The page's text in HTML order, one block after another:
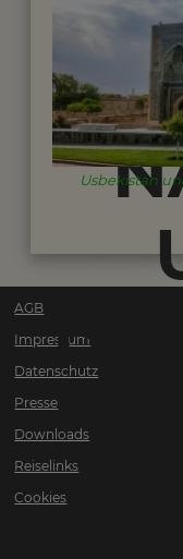
Usbekistan
AGB
Impressum
Datenschutz
Presse
Downloads
Reiselinks
Cookies